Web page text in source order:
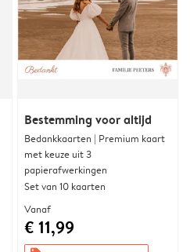
Bestemming voor altijd
Bedankkaarten | Premium kaart
met keuze uit 3
papierafwerkingen
Set van 10 kaarten
Vanaf
€ 11,99